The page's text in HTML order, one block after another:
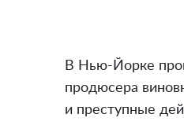
В Нью-Йорке
продюсера
и преступные